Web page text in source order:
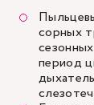
сорных
период